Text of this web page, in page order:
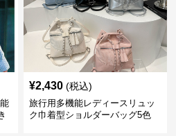
¥2,430 (税込)
旅行用多機能レディースリュッ
ク巾着型ショルダーバッグ5色